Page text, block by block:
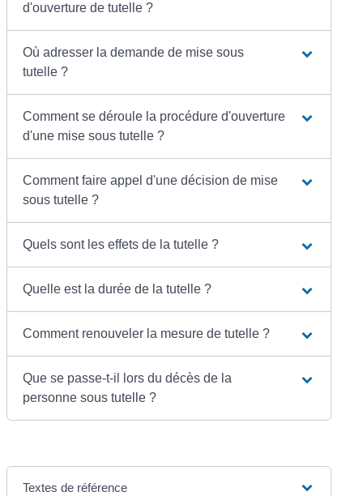
d'ouverture de tutelle ?
Où adresser la demande de mise sous
tutelle ?
Comment se déroule la procédure d'ouverture
d'une mise sous tutelle ?
Comment faire appel d'une décision de mise
sous tutelle ?
Quels sont les effets de la tutelle ?
Quelle est la durée de la tutelle ?
Comment renouveler la mesure de tutelle ?
Que se passe-t-il lors du décès de la
personne sous tutelle ?
Textes de référence